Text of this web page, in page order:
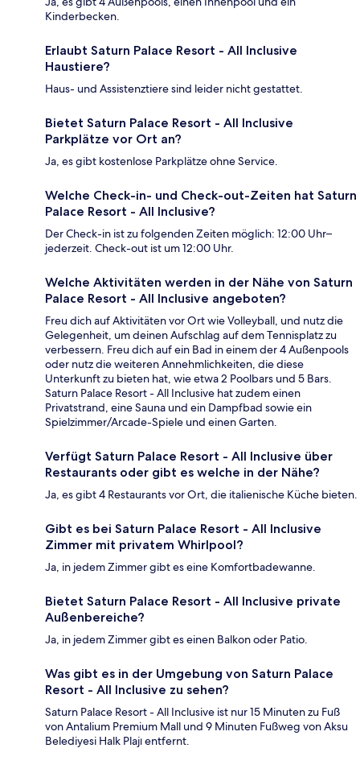
Kinderbecken.
Erlaubt Saturn Palace Resort - All Inclusive
Haustiere?
Haus- und Assistenztiere sind leider nicht gestattet.
Bietet Saturn Palace Resort - All Inclusive
Parkplätze vor Ort an?
Ja, es gibt kostenlose Parkplätze ohne Service.
Welche Check-in- und Check-out-Zeiten hat Saturn
Palace Resort - All Inclusive?
Der Check-in ist zu folgenden Zeiten möglich: 12:00 Uhr–
jederzeit. Check-out ist um 12:00 Uhr.
Welche Aktivitäten werden in der Nähe von Saturn
Palace Resort - All Inclusive angeboten?
Freu dich auf Aktivitäten vor Ort wie Volleyball, und nutz die
Gelegenheit, um deinen Aufschlag auf dem Tennisplatz zu
verbessern. Freu dich auf ein Bad in einem der 4 Außenpools
oder nutz die weiteren Annehmlichkeiten, die diese
Unterkunft zu bieten hat, wie etwa 2 Poolbars und 5 Bars.
Saturn Palace Resort - All Inclusive hat zudem einen
Privatstrand, eine Sauna und ein Dampfbad sowie ein
Spielzimmer/Arcade-Spiele und einen Garten.
Verfügt Saturn Palace Resort - All Inclusive über
Restaurants oder gibt es welche in der Nähe?
Ja, es gibt 4 Restaurants vor Ort, die italienische Küche bieten.
Gibt es bei Saturn Palace Resort - All Inclusive
Zimmer mit privatem Whirlpool?
Ja, in jedem Zimmer gibt es eine Komfortbadewanne.
Bietet Saturn Palace Resort - All Inclusive private
Außenbereiche?
Ja, in jedem Zimmer gibt es einen Balkon oder Patio.
Was gibt es in der Umgebung von Saturn Palace
Resort - All Inclusive zu sehen?
Saturn Palace Resort - All Inclusive ist nur 15 Minuten zu Fuß
von Antalium Premium Mall und 9 Minuten Fußweg von Aksu
Belediyesi Halk Plajı entfernt.